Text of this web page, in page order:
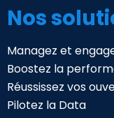
Nos
Managez et
Boostez la
Réussissez vos
Pilotez la Data